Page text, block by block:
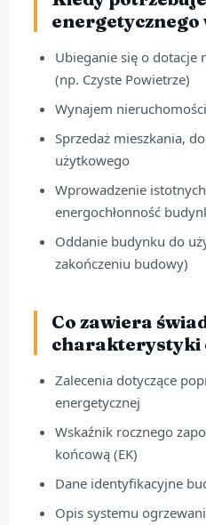
energetycznego
Ubieganie się o dotacje
(np. Czyste Powietrze)
Wynajem
Sprzedaż mieszkania,
użytkowego
Wprowadzenie
energochłonność
Oddanie budynku do
zakończeniu budowy)
Co zawiera
charakterystyki
Zalecenia dotyczące
energetycznej
Wskaźnik rocznego
końcową (EK)
Dane identyfikacyjne
Opis systemu